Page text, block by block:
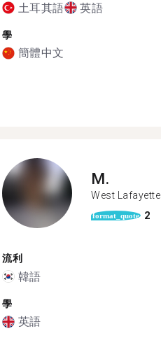
土耳其語 英語
學
簡體中文
M.
West Lafayette
format_quote 2
流利
韓語
學
英語